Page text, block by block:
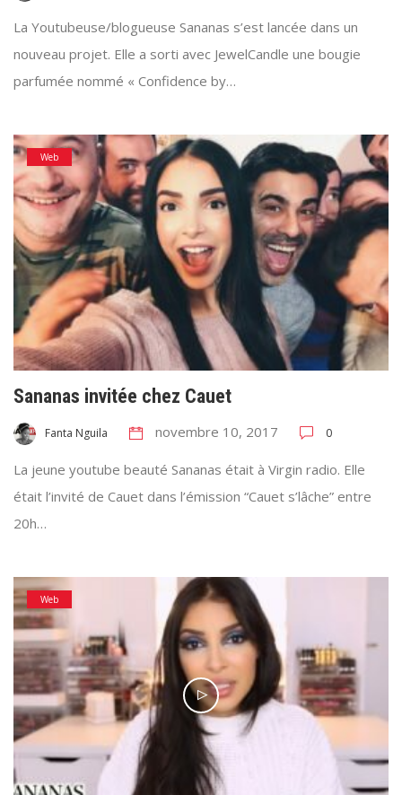
La Youtubeuse/blogueuse Sananas s’est lancée dans un
nouveau projet. Elle a sorti avec JewelCandle une bougie
parfumée nommé « Confidence by…
Web
Sananas invitée chez Cauet
Fanta Nguila novembre 10, 2017 0
La jeune youtube beauté Sananas était à Virgin radio. Elle
était l’invité de Cauet dans l’émission “Cauet s’lâche” entre
20h…
Web